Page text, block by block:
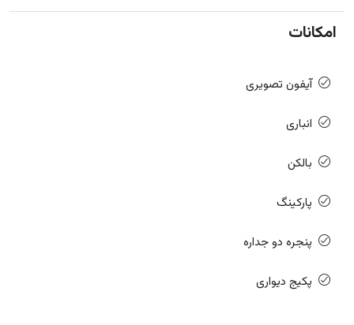
امکانات
آیفون تصویری
انباری
بالکن
پارکینگ
پنجره دو جداره
پکیج دیواری